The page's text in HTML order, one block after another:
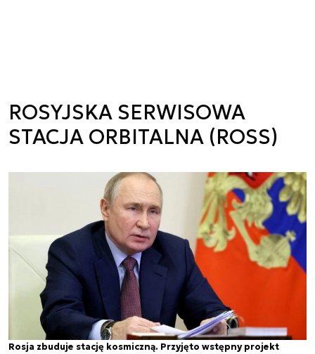
ROSYJSKA SERWISOWA
STACJA ORBITALNA (ROSS)
Rosja zbuduje stację kosmiczną. Przyjęto wstępny projekt